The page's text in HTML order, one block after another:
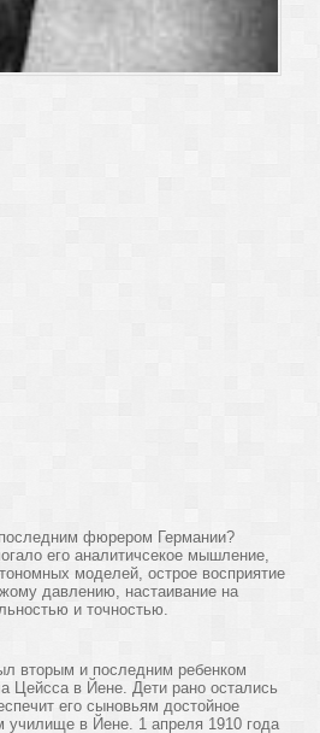
фюрером Германии?
его аналитичсекое мышление,
моделей, острое восприятие
давлению, настаивание на
и точностью.
вторым и последним ребенком
Цейсса в Йене. Дети рано остались
его сыновьям достойное
училище в Йене. 1 апреля 1910 года